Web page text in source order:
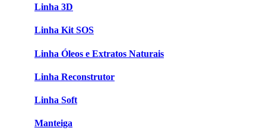
Linha 3D
Linha Kit SOS
Linha Óleos e Extratos Naturais
Linha Reconstrutor
Linha Soft
Manteiga